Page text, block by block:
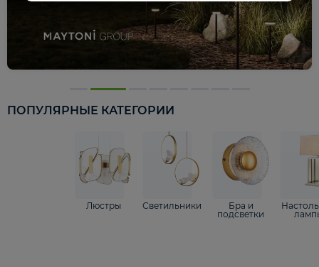
ПОПУЛЯРНЫЕ КАТЕГОРИИ
Люстры Светильники
Бра и
подсветки